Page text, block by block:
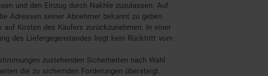
und den Einzug durch Nakhle zuzulassen. Auf
Adressen seiner Abnehmer bekannt zu geben.
Kosten des Käufers zurückzunehmen. In einer
des Liefergegenstandes liegt kein Rücktritt vom
zustehenden Sicherheiten nach Wahl
die zu sichernden Forderungen übersteigt.